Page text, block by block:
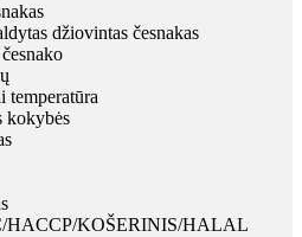
džiovintas česnakas
temperatūra
kokybės
HACCP/KOŠERINIS/HALAL